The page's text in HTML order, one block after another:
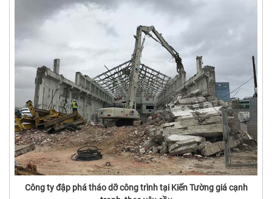
Công ty đập phá tháo dỡ công trình tại Kiến Tường giá cạnh